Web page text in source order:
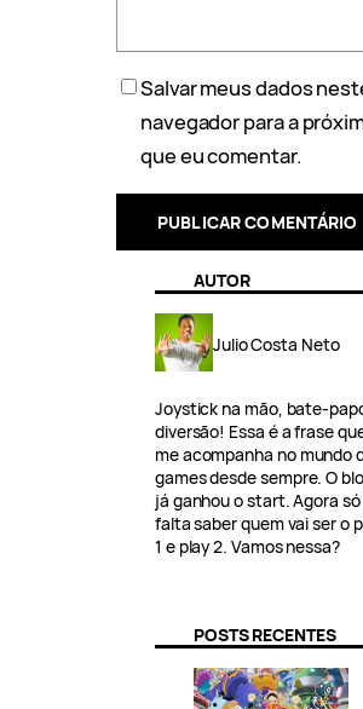
Salvar meus dados
navegador para a
que eu comentar.
AUTOR
Julio Costa Neto
Joystick na mão, bate-
diversão! Essa é a frase
me acompanha no mundo
games desde sempre. O
já ganhou o start. Agora só
falta saber quem vai ser o
1 e play 2. Vamos nessa?
POSTS RECENTES